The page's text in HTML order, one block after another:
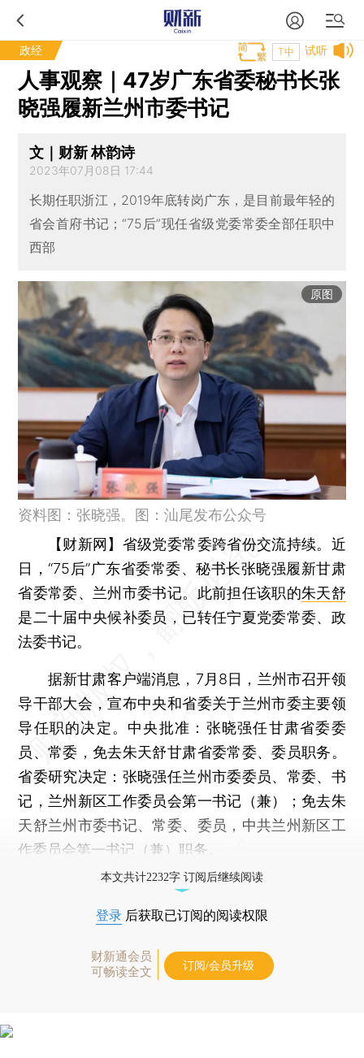
政经 试听
T中
人事观察｜47岁广东省委秘书长张
晓强履新兰州市委书记
文｜财新 林韵诗
2023年07月08日 17:44
长期任职浙江，2019年底转岗广东，是目前最年轻的
省会首府书记；“75后”现任省级党委常委全部任职中
西部
原图
资料图：张晓强。图：汕尾发布公众号
【财新网】 省级党委常委跨省份交流持续。近
日，“75后”广东省委常委、秘书长张晓强履新甘肃
省委常委、兰州市委书记。此前担任该职的朱天舒
是二十届中央候补委员，已转任宁夏党委常委、政
法委书记。
据新甘肃客户端消息，7月8日，兰州市召开领
导干部大会，宣布中央和省委关于兰州市委主要领
导任职的决定。中央批准：张晓强任甘肃省委委
员、常委，免去朱天舒甘肃省委常委、委员职务。
省委研究决定：张晓强任兰州市委委员、常委、书
记，兰州新区工作委员会第一书记（兼）；免去朱
天舒兰州市委书记、常委、委员，中共兰州新区工
作委员会第一书记（兼）职务。
本文共计2232字 订阅后继续阅读
登录 后获取已订阅的阅读权限
财新通会员
可畅读全文
订阅/会员升级